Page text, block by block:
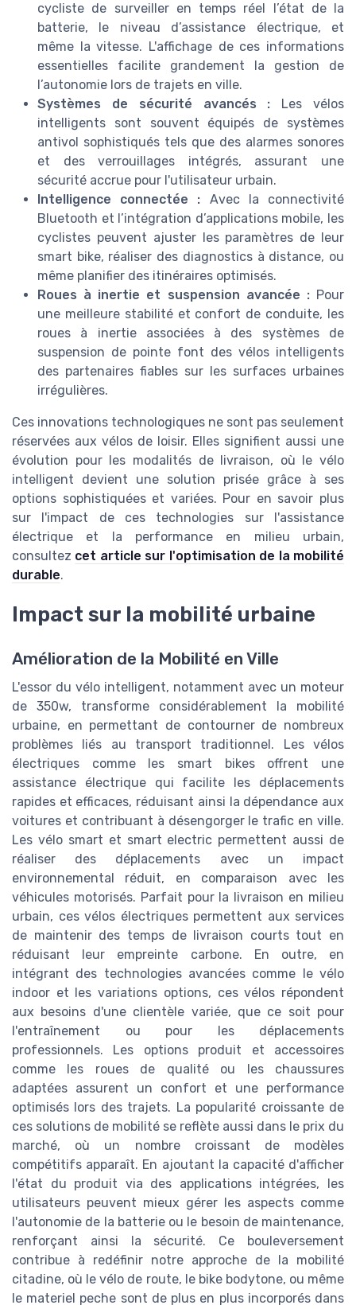
cycliste de surveiller en temps réel l’état de la
batterie, le niveau d’assistance électrique, et
même la vitesse. L'affichage de ces informations
essentielles facilite grandement la gestion de
l’autonomie lors de trajets en ville.
Systèmes de sécurité avancés : Les vélos
intelligents sont souvent équipés de systèmes
antivol sophistiqués tels que des alarmes sonores
et des verrouillages intégrés, assurant une
sécurité accrue pour l'utilisateur urbain.
Intelligence connectée : Avec la connectivité
Bluetooth et l’intégration d’applications mobile, les
cyclistes peuvent ajuster les paramètres de leur
smart bike, réaliser des diagnostics à distance, ou
même planifier des itinéraires optimisés.
Roues à inertie et suspension avancée : Pour
une meilleure stabilité et confort de conduite, les
roues à inertie associées à des systèmes de
suspension de pointe font des vélos intelligents
des partenaires fiables sur les surfaces urbaines
irrégulières.
Ces innovations technologiques ne sont pas seulement
réservées aux vélos de loisir. Elles signifient aussi une
évolution pour les modalités de livraison, où le vélo
intelligent devient une solution prisée grâce à ses
options sophistiquées et variées. Pour en savoir plus
sur l'impact de ces technologies sur l'assistance
électrique et la performance en milieu urbain,
consultez cet article sur l'optimisation de la mobilité
durable.
Impact sur la mobilité urbaine
Amélioration de la Mobilité en Ville
L'essor du vélo intelligent, notamment avec un moteur
de 350w, transforme considérablement la mobilité
urbaine, en permettant de contourner de nombreux
problèmes liés au transport traditionnel. Les vélos
électriques comme les smart bikes offrent une
assistance électrique qui facilite les déplacements
rapides et efficaces, réduisant ainsi la dépendance aux
voitures et contribuant à désengorger le trafic en ville.
Les vélo smart et smart electric permettent aussi de
réaliser des déplacements avec un impact
environnemental réduit, en comparaison avec les
véhicules motorisés. Parfait pour la livraison en milieu
urbain, ces vélos électriques permettent aux services
de maintenir des temps de livraison courts tout en
réduisant leur empreinte carbone. En outre, en
intégrant des technologies avancées comme le vélo
indoor et les variations options, ces vélos répondent
aux besoins d'une clientèle variée, que ce soit pour
l'entraînement ou pour les déplacements
professionnels. Les options produit et accessoires
comme les roues de qualité ou les chaussures
adaptées assurent un confort et une performance
optimisés lors des trajets. La popularité croissante de
ces solutions de mobilité se reflète aussi dans le prix du
marché, où un nombre croissant de modèles
compétitifs apparaît. En ajoutant la capacité d'afficher
l'état du produit via des applications intégrées, les
utilisateurs peuvent mieux gérer les aspects comme
l'autonomie de la batterie ou le besoin de maintenance,
renforçant ainsi la sécurité. Ce bouleversement
contribue à redéfinir notre approche de la mobilité
citadine, où le vélo de route, le bike bodytone, ou même
le materiel peche sont de plus en plus incorporés dans